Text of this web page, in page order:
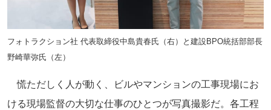
フォトラクション社 代表取締役中島貴春氏（右）と建設BPO統括部部長
野崎華弥氏（左）
慌ただしく人が動く、ビルやマンションの工事現場にお
ける現場監督の大切な仕事のひとつが写真撮影だ。各工程